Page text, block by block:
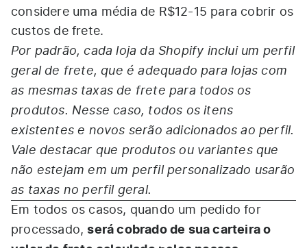
considere uma média de R$12-15 para cobrir os
custos de frete.
Por padrão, cada loja da Shopify inclui um perfil
geral de frete, que é adequado para lojas com
as mesmas taxas de frete para todos os
produtos. Nesse caso, todos os itens
existentes e novos serão adicionados ao perfil.
Vale destacar que produtos ou variantes que
não estejam em um perfil personalizado usarão
as taxas no perfil geral.
Em todos os casos, quando um pedido for
processado,será cobrado de sua carteira o